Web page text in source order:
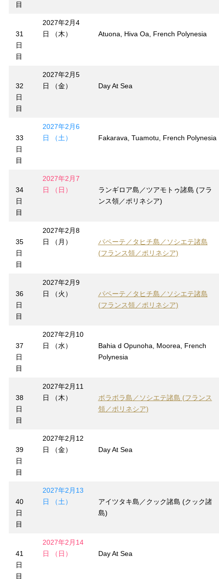
目
31
日
目
2027年2月4
日 （木）
Atuona, Hiva Oa, French Polynesia
32
日
目
2027年2月5
日 （金）
Day At Sea
33
日
目
2027年2月6
日 （土）
Fakarava, Tuamotu, French Polynesia
34
日
目
2027年2月7
日 （日）
ランギロア島／ツアモトゥ諸島 (フラ
ンス領／ポリネシア)
35
日
目
2027年2月8
日 （月）
パペーテ／タヒチ島／ソシエテ諸島
(フランス領／ポリネシア)
36
日
目
2027年2月9
日 （火）
パペーテ／タヒチ島／ソシエテ諸島
(フランス領／ポリネシア)
37
日
目
2027年2月10
日 （水）
Bahia d Opunoha, Moorea, French
Polynesia
38
日
目
2027年2月11
日 （木）
ボラボラ島／ソシエテ諸島 (フランス
領／ポリネシア)
39
日
目
2027年2月12
日 （金）
Day At Sea
40
日
目
2027年2月13
日 （土）
アイツタキ島／クック諸島 (クック諸
島)
41
日
目
2027年2月14
日 （日）
Day At Sea